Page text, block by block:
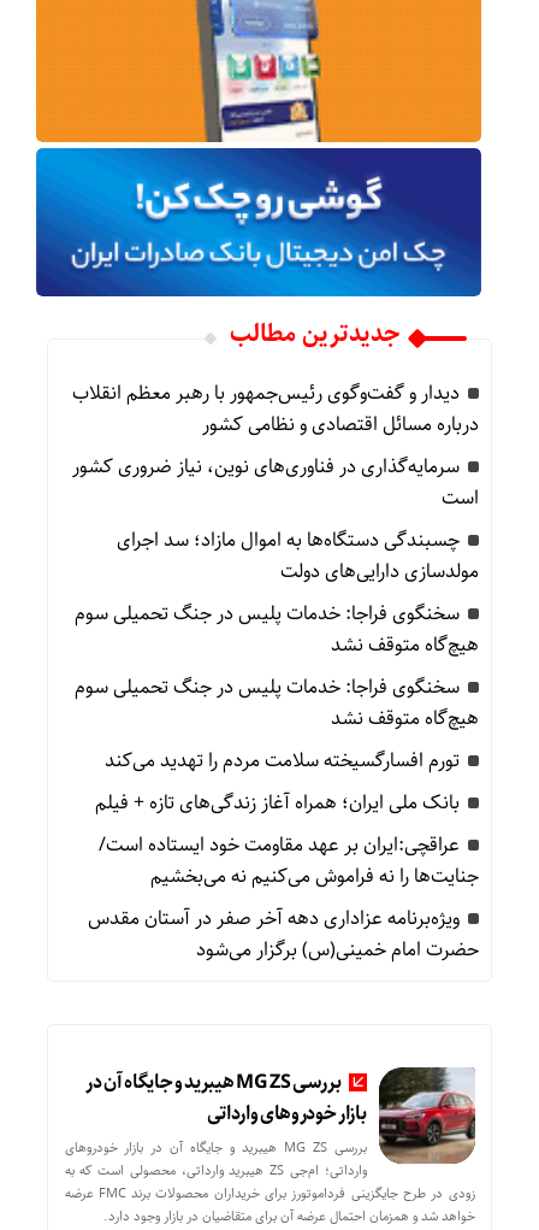
جدیدترین مطالب
دیدار و گفت‌وگوی رئیس‌جمهور با رهبر معظم انقلاب
درباره مسائل اقتصادی و نظامی کشور
سرمایه‌گذاری در فناوری‌های نوین، نیاز ضروری کشور
است
چسبندگی دستگاه‌ها به اموال مازاد؛ سد اجرای
مولدسازی دارایی‌های دولت
سخنگوی فراجا: خدمات پلیس در جنگ تحمیلی سوم
هیچ‌گاه متوقف نشد
سخنگوی فراجا: خدمات پلیس در جنگ تحمیلی سوم
هیچ‌گاه متوقف نشد
تورم افسارگسیخته سلامت مردم را تهدید می‌کند
بانک ملی ایران؛ همراه آغاز زندگی‌های تازه + فیلم
عراقچی:ایران بر عهد مقاومت خود ایستاده است/
جنایت‌ها را نه فراموش می‌کنیم نه می‌بخشیم
ویژه‌برنامه عزاداری دهه آخر صفر در آستان مقدس
حضرت امام خمینی(س) برگزار می‌شود
بررسی MG ZS هیبرید و جایگاه آن در
بازار خودروهای وارداتی
بررسی MG ZS هیبرید و جایگاه آن در بازار خودروهای
وارداتی؛ ام‌جی ZS هیبرید وارداتی، محصولی است که به
زودی در طرح جایگزینی فرداموتورز برای خریداران محصولات برند FMC عرضه
خواهد شد و همزمان احتمال عرضه آن برای متقاضیان در بازار وجود دارد.